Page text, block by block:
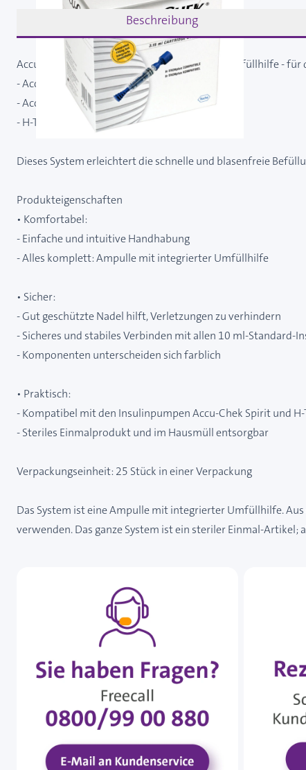
Beschreibung
Accu-Chek 3,15 ml Ampulle mit integrierter Umfüllhilfe - für
- Accu-Chek Spirit
- Accu-Chek Spirit Combo
- H-TRON
Dieses System erleichtert die schnelle und blasenfreie
Produkteigenschaften
• Komfortabel:
- Einfache und intuitive Handhabung
- Alles komplett: Ampulle mit integrierter Umfüllhilfe
• Sicher:
- Gut geschützte Nadel hilft, Verletzungen zu verhindern
- Sicheres und stabiles Verbinden mit allen 10 ml-Standard-
- Komponenten unterscheiden sich farblich
• Praktisch:
- Kompatibel mit den Insulinpumpen Accu-Chek Spirit und H-
- Steriles Einmalprodukt und im Hausmüll entsorgbar
Verpackungseinheit: 25 Stück in einer Verpackung
Das System ist eine Ampulle mit integrierter Umfüllhilfe.
verwenden. Das ganze System ist ein steriler Einmal-